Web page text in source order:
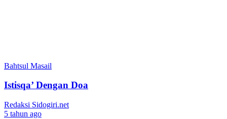
Bahtsul Masail
Istisqa’ Dengan Doa
Redaksi Sidogiri.net
5 tahun ago